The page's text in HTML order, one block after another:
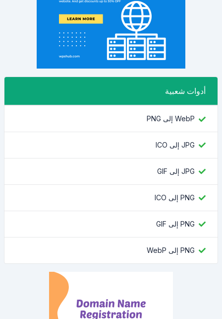
أدوات شعبية
WebP إلى PNG
JPG إلى ICO
JPG إلى GIF
PNG إلى ICO
PNG إلى GIF
PNG إلى WebP